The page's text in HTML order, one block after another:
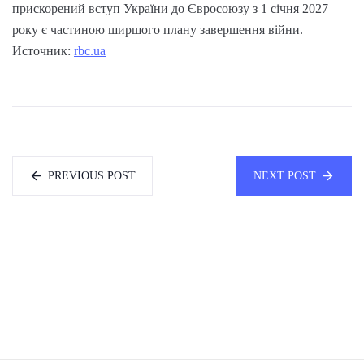
прискорений вступ України до Євросоюзу з 1 січня 2027
року є частиною ширшого плану завершення війни.
Источник: rbc.ua
PREVIOUS POST NEXT POST